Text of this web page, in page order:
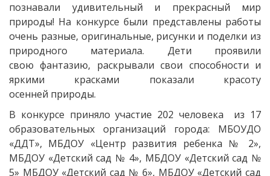
познавали удивительный и прекрасный мир
природы! На конкурсе были представлены работы
очень разные, оригинальные, рисунки и поделки из
природного материала. Дети проявили
свою фантазию, раскрывали свои способности и
яркими красками показали красоту
осенней природы.
В конкурсе приняло участие 202 человека из 17
образовательных организаций города: МБОУДО
«ДДТ», МБДОУ «Центр развития ребенка № 2»,
МБДОУ «Детский сад № 4», МБДОУ «Детский сад №
5» МБДОУ «Детский сад № 6», МБДОУ «Детский сад